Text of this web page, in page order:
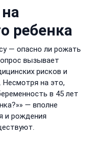
ребенка
— опасно ли рожать
вызывает
рисков и
на это,
в 45 лет
— вполне
и рождения